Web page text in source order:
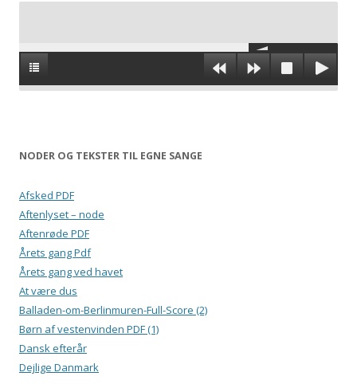
NODER OG TEKSTER TIL EGNE SANGE
Afsked PDF
Aftenlyset – node
Aftenrøde PDF
Årets gang Pdf
Årets gang ved havet
At være dus
Balladen-om-Berlinmuren-Full-Score (2)
Børn af vestenvinden PDF (1)
Dansk efterår
Dejlige Danmark